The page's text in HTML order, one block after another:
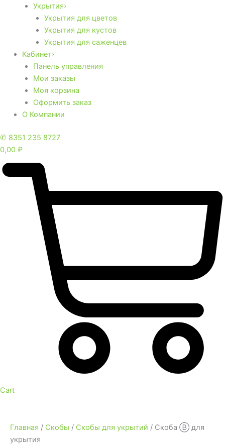
Укрытия›
Укрытия для цветов
Укрытия для кустов
Укрытия для саженцев
Кабинет›
Панель управления
Мои заказы
Моя корзина
Оформить заказ
О Компании
✆ 8351 235 8727
0,00 ₽
Cart
Главная / Скобы / Скобы для укрытий / Скоба Ⓑ для
укрытия